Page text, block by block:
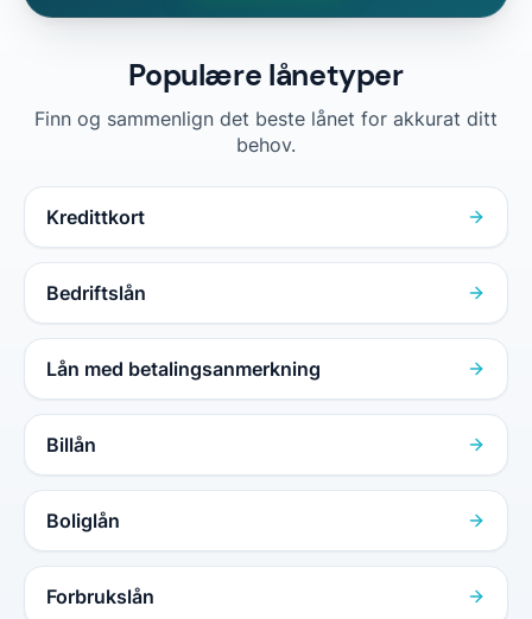
Populære lånetyper
Finn og sammenlign det beste lånet for akkurat ditt
behov.
Kredittkort
Bedriftslån
Lån med betalingsanmerkning
Billån
Boliglån
Forbrukslån